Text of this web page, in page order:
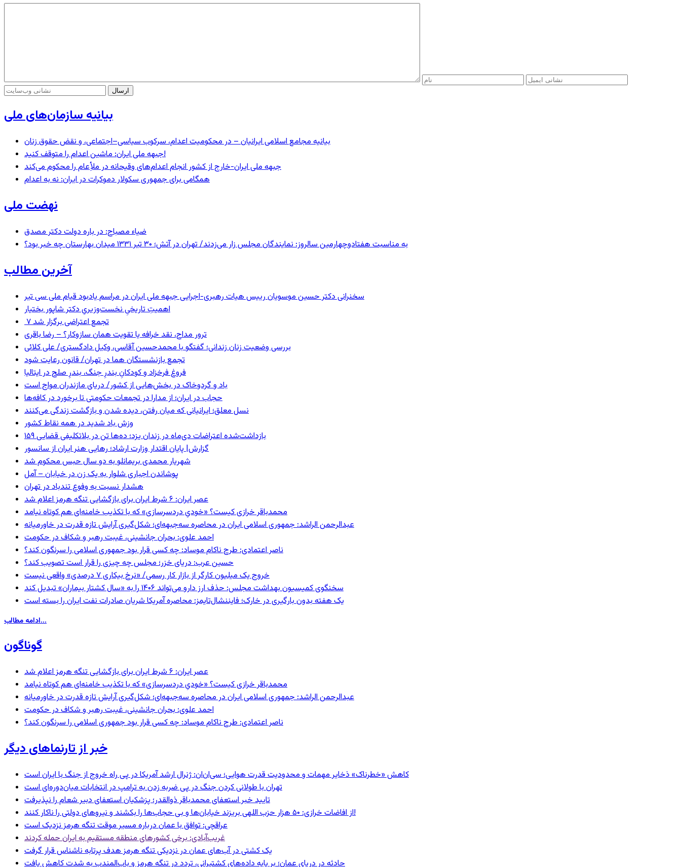
بیانیه سازمان‌های ملی
بیانیه مجامع اسلامی ایرانیان – در محکومیت اعدام، سرکوب سیاسی–اجتماعی، و نقض حقوق زنان
جبهه ملی ایران: ماشین اعدام را متوقف کنید!
جبهه ملی ایران-خارج از کشور انجام اعدام‌های وقیحانه در ملأِعام را محکوم می‌کند
همگامی برای جمهوری سکولار دموکرات در ایران: نه به اعدام
نهضت ملی
ضیاء مصباح: در باره دولت دکتر مصدق
به مناسبت هفتادوچهارمین سالروز: نمایندگان مجلس زار می‌زدند/ تهران در آتش؛ ۳۰ تیر ۱۳۳۱ میدان بهارستان چه خبر بود؟
آخرین مطالب
سخنرانی دکتر حسین موسویان رییس هیات رهبری-اجرایی جبهه ملی ایران در مراسم یادبود قیام ملی سی تیر
اهمیتِ تاریخیِ نخست‌وزیریِ دکتر شاپور بختیار
۷ تجمع اعتراضی برگزار شد
ترور مداح، نقد خرافه یا تقویت همان سازوکار؟ – رضا باقری
بررسی وضعیت زنان زندانی؛ گفتگو با محمدحسین آقاسی، وکیل دادگستری/ علی کلائی
تجمع بازنشستگان هما در تهران/ قانون رعایت شود
فروغ فرخزاد و کودکانِ بندرِ جنگ، بندرِ صلح در ایتالیا
باد و گردوخاک در بخش‌هایی از کشور/ دریای مازندران مواج است
حجاب در ایران؛ از مدارا در تجمعات حکومتی تا برخورد در کافه‌ها
نسل معلق؛ ایرانیانی که میان رفتن، دیده شدن و بازگشت زندگی می‌کنند
وزش باد شدید در همه نقاط کشور
۱۵۹ بازداشت‌شده اعتراضات دی‌ماه در زندان یزد؛ ده‌ها تن در بلاتکلیفی قضایی
گزارش| پایان اقتدار وزارت ارشاد؛ رهایی هنر ایران از سانسور
شهریار محمدی بریمانلو به دو سال حبس محکوم شد
پوشاندن اجباری شلوار به یک زن در خیابان – آمل
هشدار نسبت به وفوع تندباد در تهران
عصر ایران: ۶ شرط ایران برای بازگشایی تنگه هرمز اعلام شد
محمدباقر خرازی کیست؟ «خودیِ دردسرسازی» که با تکذیب خامنه‌ای هم کوتاه نیامد
عبدالرحمن الراشد: جمهوری اسلامی ایران در محاصره سه‌جبهه‌ای؛ شکل‌گیری آرایش تازه قدرت در خاورمیانه
احمد علوی: بحران جانشینی، غیبت رهبر و شکاف در حکومت
ناصر اعتمادی: طرح ناکام موساد: چه کسی قرار بود جمهوری اسلامی را سرنگون کند؟
حسین عرب: دریای خزر؛ مجلس چه چیزی را قرار است تصویب کند؟
خروج یک میلیون کارگر از بازار کار رسمی/ «نرخ بیکاری ۷ درصدی» واقعی نیست
سخنگوی کمیسیون بهداشت مجلس: حذف ارز دارو می‌تواند ۱۴۰۶ را به «سال کشتار بیماران» تبدیل کند
یک هفته بدون بارگیری در خارک؛ فایننشال‌تایمز: محاصره آمریکا شریان صادرات نفت ایران را بسته است
ادامه مطالب...
گوناگون
عصر ایران: ۶ شرط ایران برای بازگشایی تنگه هرمز اعلام شد
محمدباقر خرازی کیست؟ «خودیِ دردسرسازی» که با تکذیب خامنه‌ای هم کوتاه نیامد
عبدالرحمن الراشد: جمهوری اسلامی ایران در محاصره سه‌جبهه‌ای؛ شکل‌گیری آرایش تازه قدرت در خاورمیانه
احمد علوی: بحران جانشینی، غیبت رهبر و شکاف در حکومت
ناصر اعتمادی: طرح ناکام موساد: چه کسی قرار بود جمهوری اسلامی را سرنگون کند؟
خبر از تارنماهای دیگر
کاهش «خطرناک» ذخایر مهمات و محدودیت قدرت هوایی؛ سی‌ان‌ان: ژنرال ارشد آمریکا در پی راه خروج از جنگ با ایران است
تهران با طولانی کردن جنگ در پی ضربه زدن به ترامپ در انتخابات میان‌دوره‌ای است
تایید خبر استعفای محمدباقر ذوالقدر؛ پزشکیان استعفای دبیر شعام را نپذیرفت
از افاضات خرازی: ۵۰ هزار حزب اللهی بریزند خیابان‌ها و بی حجاب‌ها را بکشند و نیرو‌های دولتی را ناکار کنند!
عراقچی: توافق با عمان درباره مسیر موقت تنگه هرمز نزدیک است
غریب‌آبادی: برخی کشورهای منطقه مستقیم به ایران حمله کردند
یک کشتی در آب‌های عمان در نزدیکی تنگه هرمز هدف پرتابه ناشناس قرار گرفت
حادثه در دریای عمان؛ بر پایه داده‌های کشتیرانی، تردد در تنگه هرمز و باب‌المندب به شدت کاهش یافت